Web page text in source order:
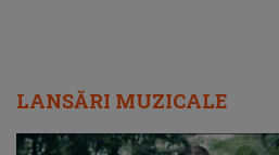
LANSĂRI MUZICALE